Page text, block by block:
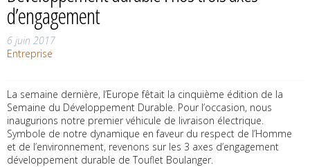
d’engagement
6 juin 2017
Entreprise
La semaine dernière, l’Europe fêtait la cinquième édition de la
Semaine du Développement Durable. Pour l’occasion, nous
inaugurions notre premier véhicule de livraison électrique.
Symbole de notre dynamique en faveur du respect de l’Homme
et de l’environnement, revenons sur les 3 axes d’engagement
développement durable de Touflet Boulanger.